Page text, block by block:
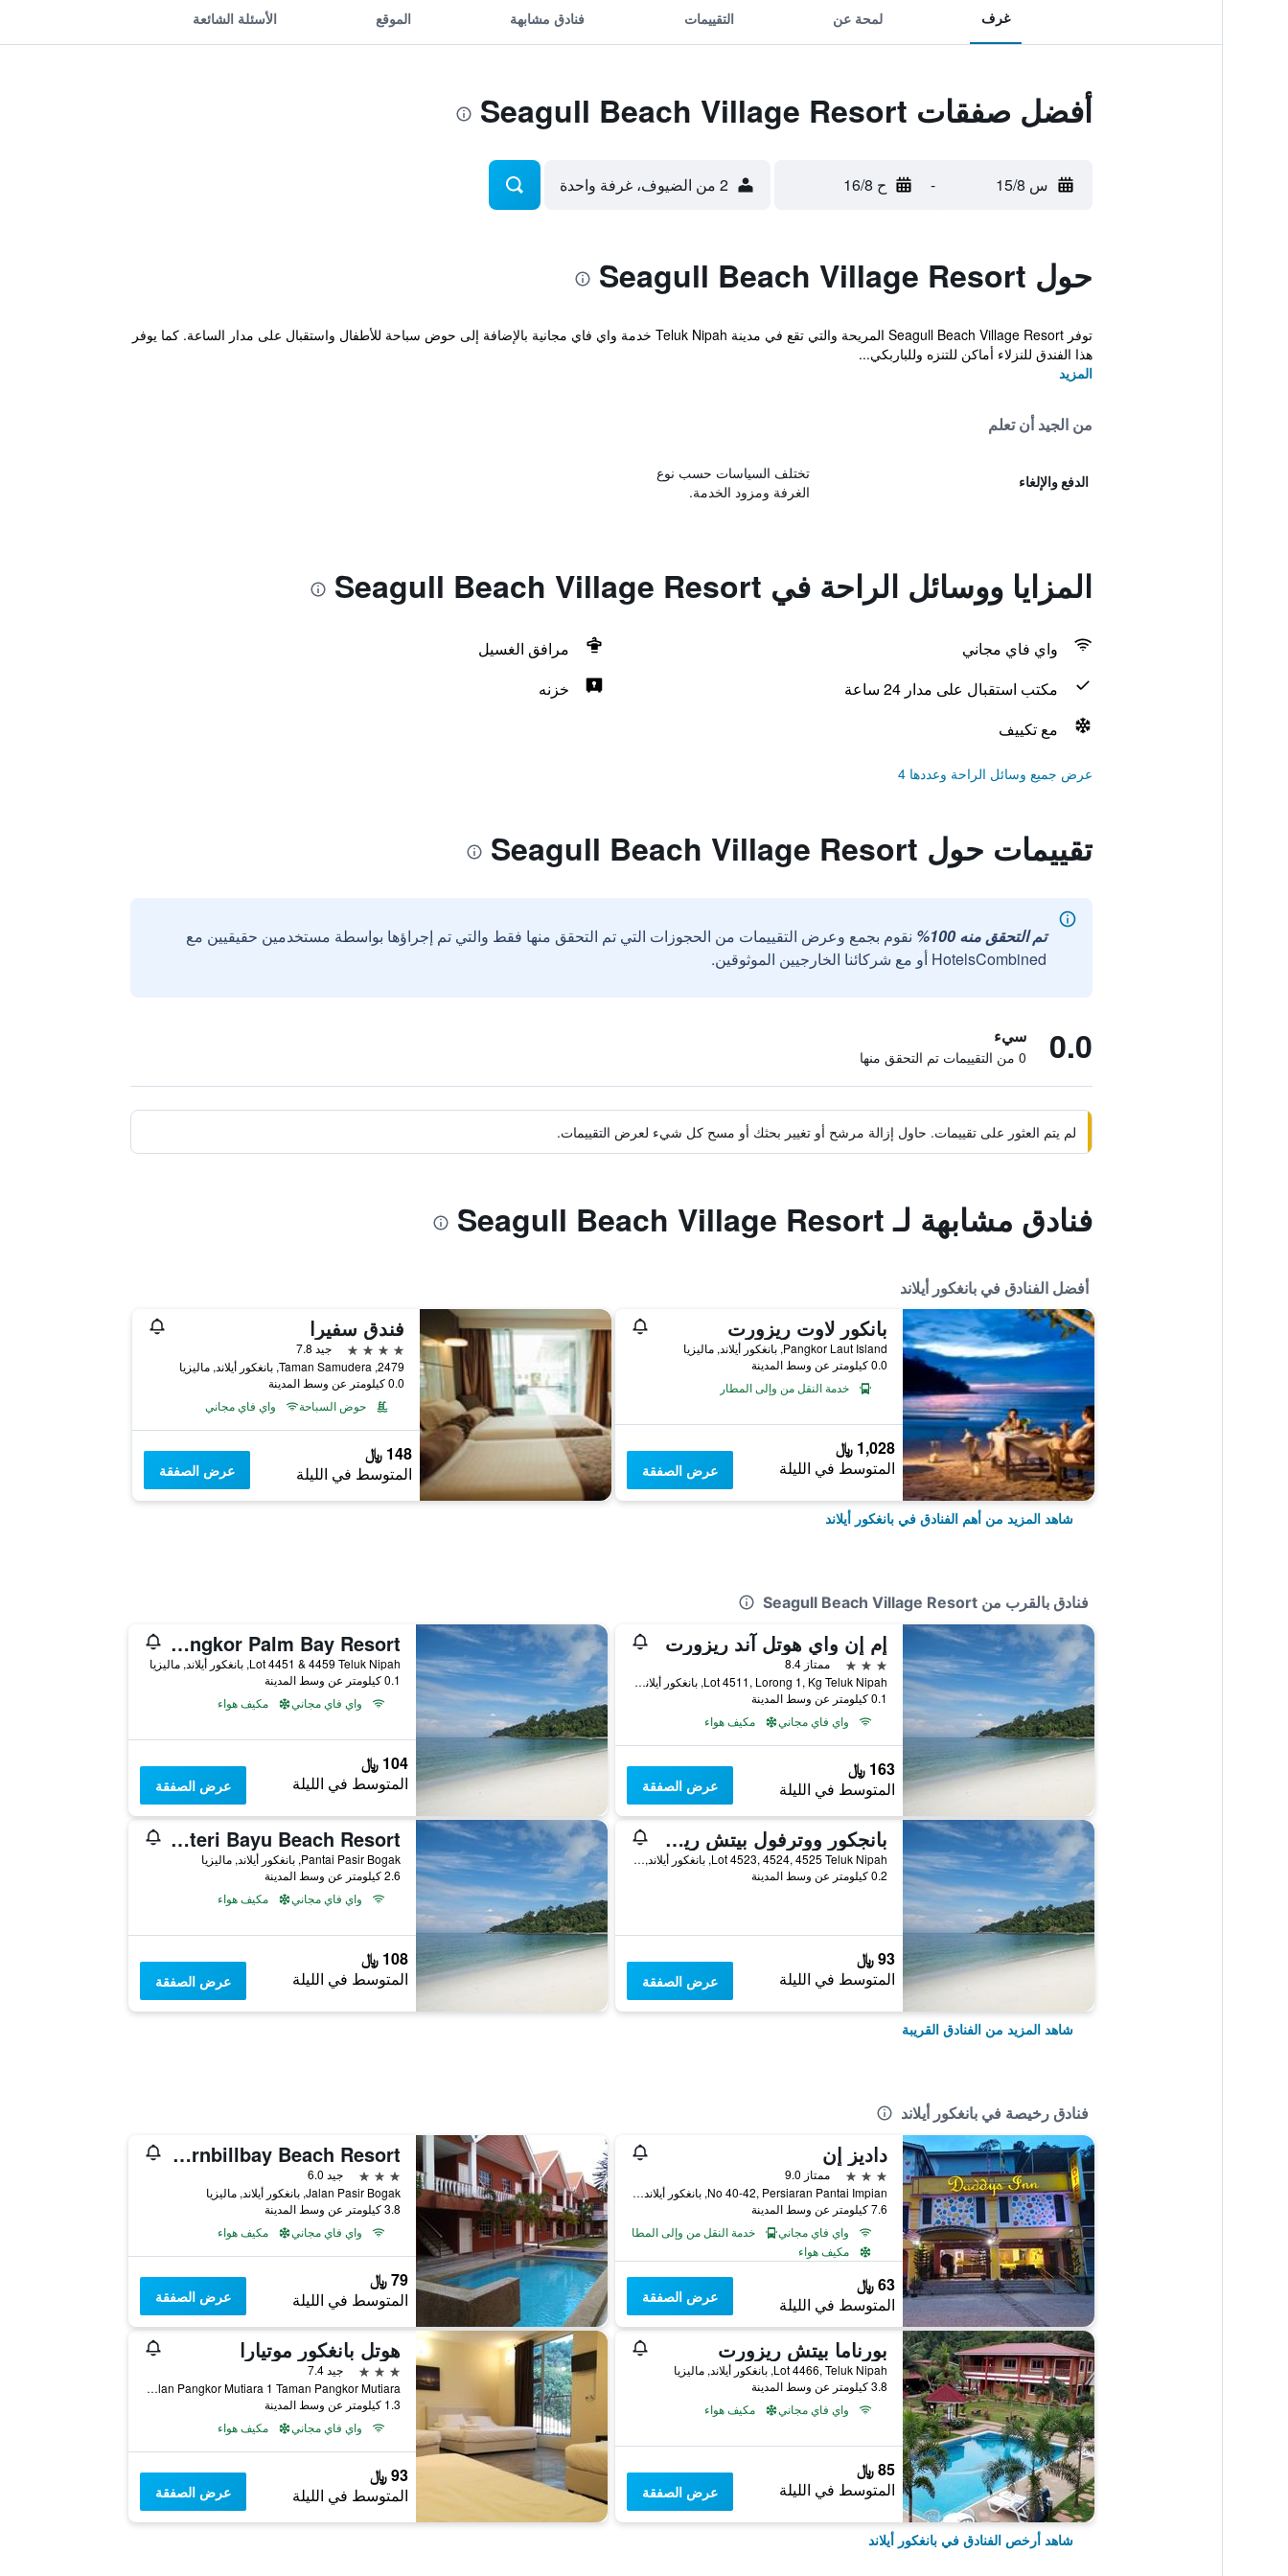
غرف لمحة عن التقييمات فنادق مشابهة الموقع الأسئلة الشائعة
أفضل صفقات Seagull Beach Village Resort
س 15/8 - ح 16/8 2 من الضيوف، غرفة واحدة
حول Seagull Beach Village Resort
توفر Seagull Beach Village Resort المريحة والتي تقع في مدينة Teluk Nipah خدمة واي فاي مجانية بالإضافة إلى حوض سباحة للأطفال واستقبال على مدار الساعة. كما يوفر
هذا الفندق للنزلاء أماكن للتنزه وللباربكي...
المزيد
من الجيد أن تعلم
الدفع والإلغاء
تختلف السياسات حسب نوع
الغرفة ومزود الخدمة.
المزايا ووسائل الراحة في Seagull Beach Village Resort
واي فاي مجاني
مرافق الغسيل
مكتب استقبال على مدار 24 ساعة
خزنه
مع تكييف
عرض جميع وسائل الراحة وعددها 4
تقييمات حول Seagull Beach Village Resort
تم التحقق منه 100%
نقوم بجمع وعرض التقييمات من الحجوزات التي تم التحقق منها فقط والتي تم إجراؤها بواسطة مستخدمين حقيقيين مع
HotelsCombined أو مع شركائنا الخارجيين الموثوقين.
0.0 سيء
0 من التقييمات تم التحقق منها
لم يتم العثور على تقييمات. حاول إزالة مرشح أو تغيير بحثك أو مسح كل شيء لعرض التقييمات.
فنادق مشابهة لـ Seagull Beach Village Resort
أفضل الفنادق في بانغكور أيلاند
بانكور لاوت ريزورت
Pangkor Laut Island, بانغكور أيلاند, ماليزيا
0.0 كيلومتر عن وسط المدينة
خدمة النقل من وإلى المطار
1,028 ﷼
المتوسط في الليلة عرض الصفقة
فندق سفيرا
4 نجوم
جيد 7.8
2479, Taman Samudera, بانغكور أيلاند, ماليزيا
0.0 كيلومتر عن وسط المدينة
حوض السباحة
واي فاي مجاني
148 ﷼
المتوسط في الليلة عرض الصفقة
شاهد المزيد من أهم الفنادق في بانغكور أيلاند
فنادق بالقرب من Seagull Beach Village Resort
إم إن واي هوتل آند ريزورت
3 نجوم
ممتاز 8.4
Lot 4511, Lorong 1, Kg Teluk Nipah, بانغكور أيلاند, ماليزيا
0.1 كيلومتر عن وسط المدينة
واي فاي مجاني
مكيف هواء
163 ﷼
المتوسط في الليلة عرض الصفقة
Pangkor Palm Bay Resort
Lot 4451 & 4459 Teluk Nipah, بانغكور أيلاند, ماليزيا
0.1 كيلومتر عن وسط المدينة
واي فاي مجاني
مكيف هواء
104 ﷼
المتوسط في الليلة عرض الصفقة
بانجكور ووترفول بيتش ريزورت
Lot 4523, 4524, 4525 Teluk Nipah, بانغكور أيلاند, ماليزيا
0.2 كيلومتر عن وسط المدينة
93 ﷼
المتوسط في الليلة عرض الصفقة
Puteri Bayu Beach Resort
Pantai Pasir Bogak, بانغكور أيلاند, ماليزيا
2.6 كيلومتر عن وسط المدينة
واي فاي مجاني
مكيف هواء
108 ﷼
المتوسط في الليلة عرض الصفقة
شاهد المزيد من الفنادق القريبة
فنادق رخيصة في بانغكور أيلاند
داديز إن
3 نجوم
ممتاز 9.0
No 40-42, Persiaran Pantai Impian, بانغكور أيلاند, ماليزيا
7.6 كيلومتر عن وسط المدينة
واي فاي مجاني
خدمة النقل من وإلى المطار
مكيف هواء
63 ﷼
المتوسط في الليلة عرض الصفقة
Hornbillbay Beach Resort
3 نجوم
جيد 6.0
Jalan Pasir Bogak, بانغكور أيلاند, ماليزيا
3.8 كيلومتر عن وسط المدينة
واي فاي مجاني
مكيف هواء
79 ﷼
المتوسط في الليلة عرض الصفقة
بورناما بيتش ريزورت
Lot 4466, Teluk Nipah, بانغكور أيلاند, ماليزيا
3.8 كيلومتر عن وسط المدينة
واي فاي مجاني
مكيف هواء
85 ﷼
المتوسط في الليلة عرض الصفقة
هوتل بانغكور موتيارا
3 نجوم
جيد 7.4
No,13, Jalan Pangkor Mutiara 1 Taman Pangkor Mutiara, بانغكور أيلاند, ماليزيا
1.3 كيلومتر عن وسط المدينة
واي فاي مجاني
مكيف هواء
93 ﷼
المتوسط في الليلة عرض الصفقة
شاهد أرخص الفنادق في بانغكور أيلاند